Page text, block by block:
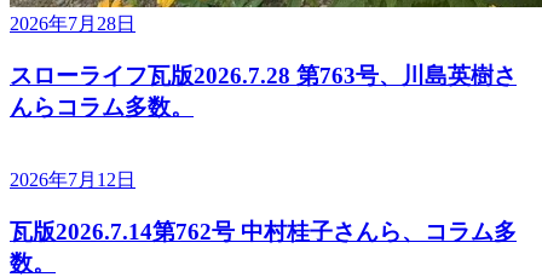
2026年7月28日
スローライフ瓦版2026.7.28 第763号、川島英樹さ
んらコラム多数。
2026年7月12日
瓦版2026.7.14第762号 中村桂子さんら、コラム多
数。